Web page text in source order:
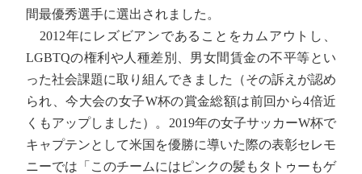
間最優秀選手に選出されました。
2012年にレズビアンであることをカムアウトし、
LGBTQの権利や人種差別、男女間賃金の不平等とい
った社会課題に取り組んできました（その訴えが認め
られ、今大会の女子W杯の賞金総額は前回から4倍近
くもアップしました）。2019年の女子サッカーW杯で
キャプテンとして米国を優勝に導いた際の表彰セレモ
ニーでは「このチームにはピンクの髪もタトゥーもゲ